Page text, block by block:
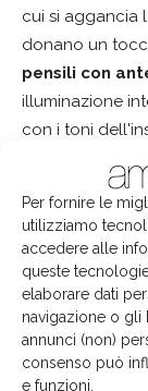
Per fornire le
utilizziamo
accedere alle
queste
elaborare dati
navigazione o gli
annunci (non)
consenso può
e funzioni.
cui si aggancia
donano un
pensili con
illuminazione
con i toni
risalto in la
TAG Carrara
legno di rovere
Facebook